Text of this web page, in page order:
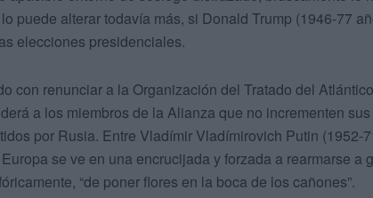
puede alterar todavía más, si Donald Trump (1946-77
elecciones presidenciales.
con renunciar a la Organización del Tratado del
a los miembros de la Alianza que no incrementen
por Rusia. Entre Vladímir Vladímirovich Putin (1952-
se ve en una encrucijada y forzada a rearmarse a
“de poner flores en la boca de los cañones”.